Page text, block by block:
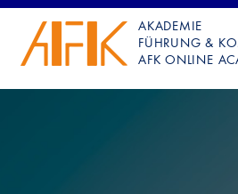
AKADEMIE
FÜHRUNG &
AFK ONLINE